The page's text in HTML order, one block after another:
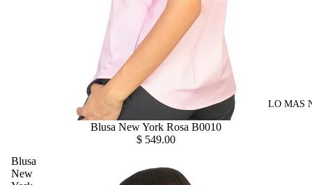
LO MAS
Blusa New York Rosa B0010
$ 549.00
Blusa
New